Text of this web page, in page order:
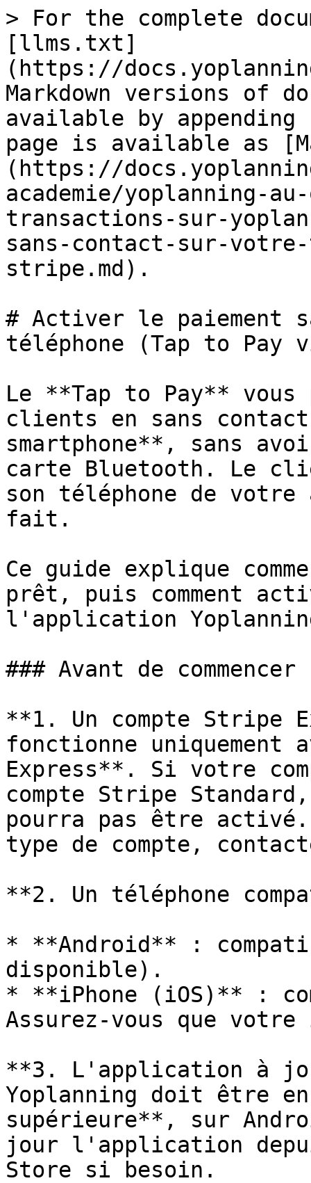
> For the complete
[llms.txt]
(https://
Markdown versions of
available by
page is available as
(https://
academie/yoplanning-
transactions-sur-
sans-contact-sur-
stripe.md).
# Activer le paiement
téléphone (Tap to Pay
Le **Tap to Pay** vous
clients en sans
smartphone**, sans
carte Bluetooth. Le
son téléphone de
fait.
Ce guide explique
prêt, puis comment
l'application
### Avant de
**1. Un compte Stripe
fonctionne uniquement
Express**. Si votre
compte Stripe
pourra pas être
type de compte,
**2. Un téléphone
* **Android** :
disponible).
* **iPhone (iOS)** :
Assurez-vous que
**3. L'application à
Yoplanning doit être
supérieure**, sur
jour l'application
Store si besoin.